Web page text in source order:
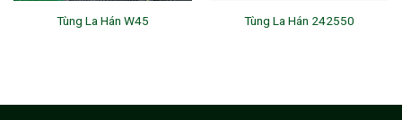
Tùng La Hán W45 Tùng La Hán 242550